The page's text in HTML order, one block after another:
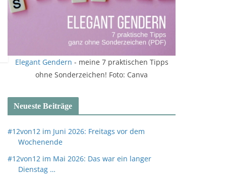
Elegant Gendern - meine 7 praktischen Tipps
ohne Sonderzeichen! Foto: Canva
Neueste Beiträge
#12von12 im Juni 2026: Freitags vor dem
Wochenende
#12von12 im Mai 2026: Das war ein langer
Dienstag …